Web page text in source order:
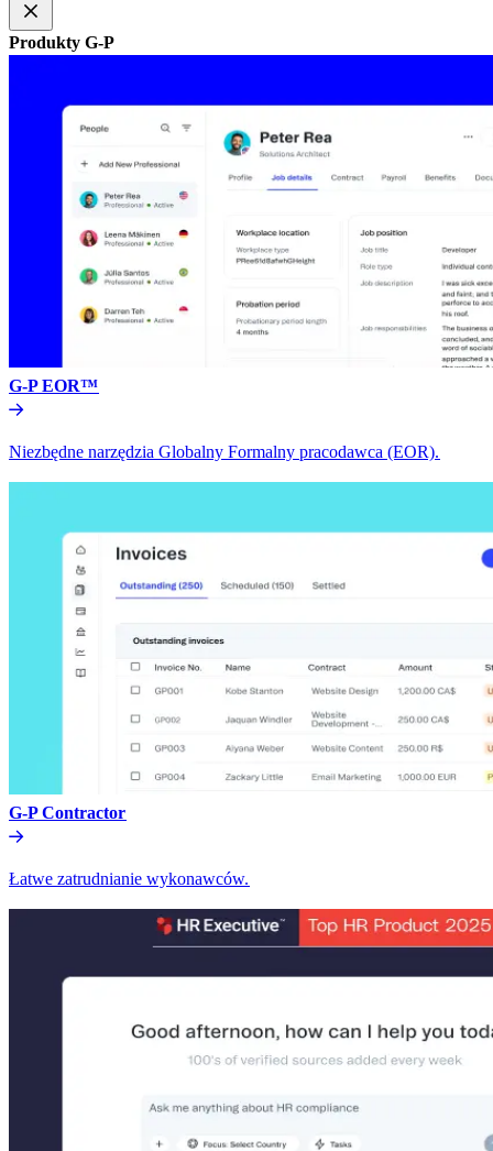
Produkty G-P​​
G-P EOR™​​
Niezbędne narzędzia Globalny Formalny pracodawca (EOR).​​
G-P Contractor​​
Łatwe zatrudnianie wykonawców.​​